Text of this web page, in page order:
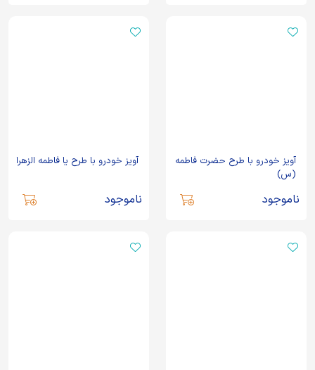
آویز خودرو با طرح حضرت فاطمه
(س)
ناموجود
آویز خودرو با طرح یا فاطمه الزهرا
ناموجود